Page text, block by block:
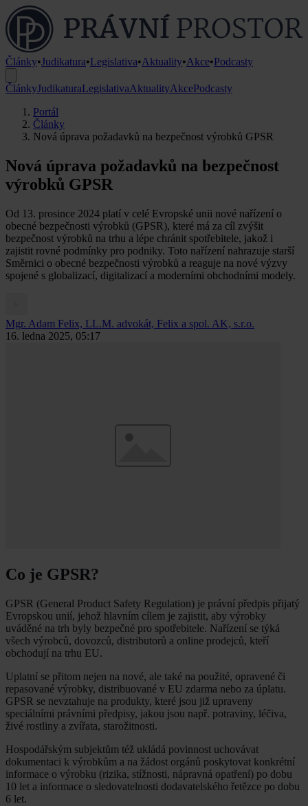
Články•Judikatura•Legislativa•Aktuality•Akce•Podcasty
ČlánkyJudikaturaLegislativaAktualityAkcePodcasty
Portál
Články
Nová úprava požadavků na bezpečnost výrobků GPSR
Nová úprava požadavků na bezpečnost
výrobků GPSR
Od 13. prosince 2024 platí v celé Evropské unii nové nařízení o
obecné bezpečnosti výrobků (GPSR), které má za cíl zvýšit
bezpečnost výrobků na trhu a lépe chránit spotřebitele, jakož i
zajistit rovné podmínky pro podniky. Toto nařízení nahrazuje starší
Směrnici o obecné bezpečnosti výrobků a reaguje na nové výzvy
spojené s globalizací, digitalizací a moderními obchodními modely.
Mgr. Adam Felix, LL.M. advokát, Felix a spol. AK, s.r.o.
16. ledna 2025, 05:17
Co je GPSR?
GPSR (General Product Safety Regulation) je právní předpis přijatý
Evropskou unií, jehož hlavním cílem je zajistit, aby výrobky
uváděné na trh byly bezpečné pro spotřebitele. Nařízení se týká
všech výrobců, dovozců, distributorů a online prodejců, kteří
obchodují na trhu EU.
Uplatní se přitom nejen na nové, ale také na použité, opravené či
repasované výrobky, distribuované v EU zdarma nebo za úplatu.
GPSR se nevztahuje na produkty, které jsou již upraveny
speciálními právními předpisy, jakou jsou např. potraviny, léčiva,
živé rostliny a zvířata, starožitnosti.
Hospodářským subjektům též ukládá povinnost uchovávat
dokumentaci k výrobkům a na žádost orgánů poskytovat konkrétní
informace o výrobku (rizika, stížnosti, nápravná opatření) po dobu
10 let a informace o sledovatelnosti dodavatelského řetězce po dobu
6 let.